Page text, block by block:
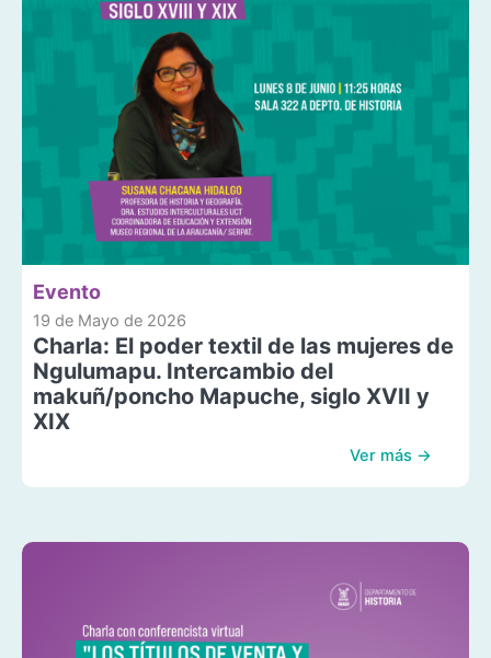
Evento
19 de Mayo de 2026
Charla: El poder textil de las mujeres de
Ngulumapu. Intercambio del
makuñ/poncho Mapuche, siglo XVII y
XIX
Ver más →